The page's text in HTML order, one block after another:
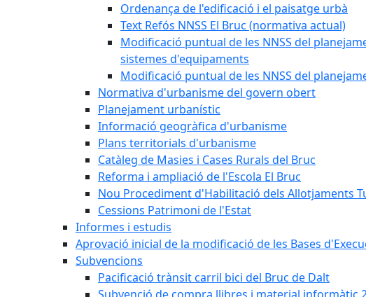
Ordenança de l'edificació i el paisatge urbà
Text Refós NNSS El Bruc (normativa actual)
Modificació puntual de les NNSS del
sistemes d'equipaments
Modificació puntual de les NNSS del
Normativa d'urbanisme del govern obert
Planejament urbanístic
Informació geogràfica d'urbanisme
Plans territorials d'urbanisme
Catàleg de Masies i Cases Rurals del Bruc
Reforma i ampliació de l'Escola El Bruc
Nou Procediment d'Habilitació dels Allotjaments
Cessions Patrimoni de l'Estat
Informes i estudis
Aprovació inicial de la modificació de les Bases
Subvencions
Pacificació trànsit carril bici del Bruc de Dalt